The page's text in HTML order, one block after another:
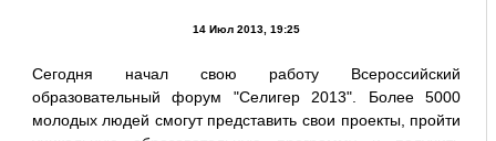
14 Июл 2013, 19:25
Сегодня начал свою работу Всероссийский
образовательный форум "Селигер 2013". Более 5000
молодых людей смогут представить свои проекты, пройти